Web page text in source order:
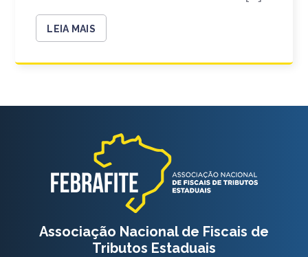
LEIA MAIS
Associação Nacional de Fiscais de
Tributos Estaduais